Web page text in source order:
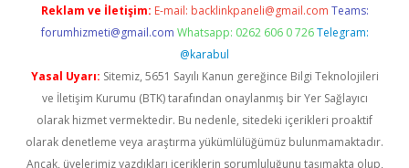
Reklam ve İletişim: E-mail: backlinkpaneli@gmail.com Teams:
forumhizmeti@gmail.com Whatsapp: 0262 606 0 726 Telegram:
@karabul
Yasal Uyarı: Sitemiz, 5651 Sayılı Kanun gereğince Bilgi Teknolojileri
ve İletişim Kurumu (BTK) tarafından onaylanmış bir Yer Sağlayıcı
olarak hizmet vermektedir. Bu nedenle, sitedeki içerikleri proaktif
olarak denetleme veya araştırma yükümlülüğümüz bulunmamaktadır.
Ancak, üyelerimiz yazdıkları içeriklerin sorumluluğunu taşımakta olup,